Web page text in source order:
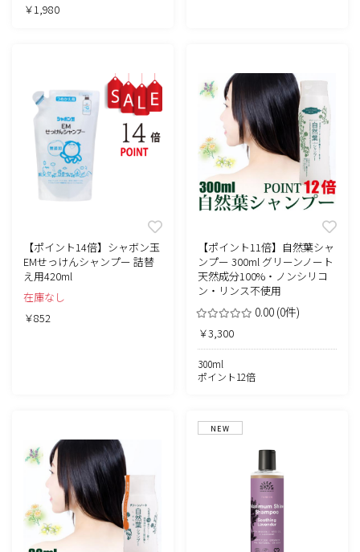
￥1,980
【ポイント14倍】シャボン玉
EMせっけんシャンプー 詰替
え用420ml
在庫なし
￥852
【ポイント11倍】自然葉シャ
ンプー 300ml グリーンノート
天然成分100%・ノンシリコ
ン・リンス不使用
0.00 (0件)
￥3,300
300ml
ポイント12倍
NEW